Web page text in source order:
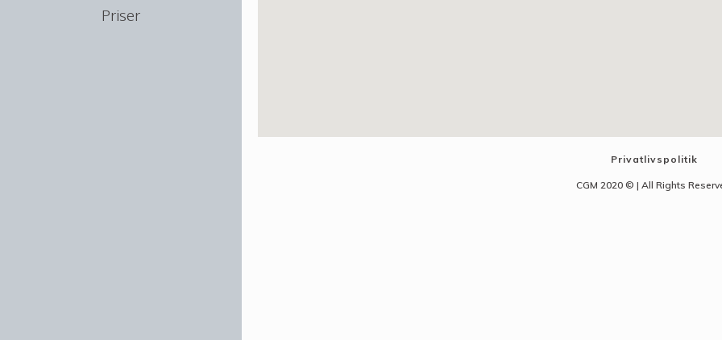
Priser
Privatlivspolitik
CGM 2020 ©​ | All Rights